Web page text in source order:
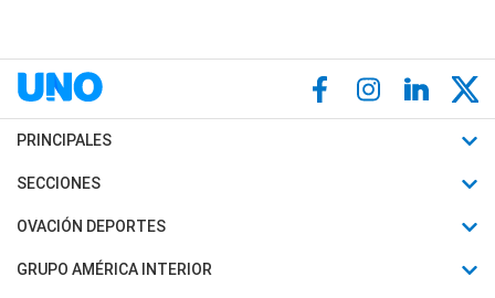
PRINCIPALES
Últimas Noticias
Política
SECCIONES
Horóscopo
Motores
OVACIÓN DEPORTES
Fútbol
GRUPO AMÉRICA INTERIOR